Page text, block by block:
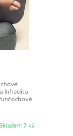
Infradito
Skladem 7 ks